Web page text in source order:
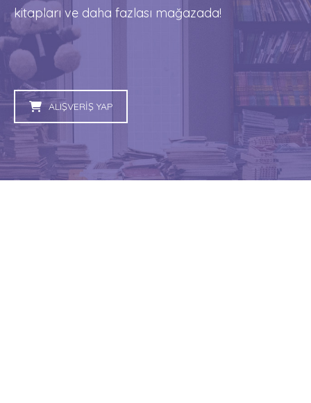
kitapları ve daha fazlası mağazada!
ALIŞVERİŞ YAP